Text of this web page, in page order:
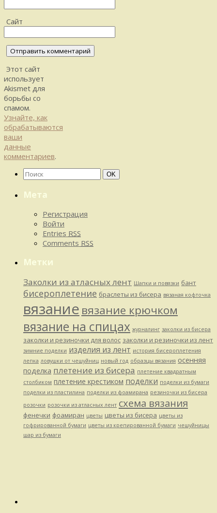
Сайт
Этот сайт
использует
Akismet для
борьбы со
спамом.
Узнайте, как
обрабатываются
ваши
данные
комментариев.
Найти:
Поиск
OK
Мета
Регистрация
Войти
Entries RSS
Comments RSS
Метки
Заколки из атласных лент Шапки и повязки бант
бисероплетение браслеты из бисера вязаная кофточка
вязание вязание крючком
вязание на спицах журналинг заколки из бисера
заколки и резиночки для волос заколки и резиночки из лент
зимние поделки изделия из лент история бисероплетения
лепка ловушки от чешуйниц новый год образцы вязания осенняя
поделка плетение из бисера плетение квадратным
столбиком плетение крестиком поделки поделки из бумаги
поделки из пластилина поделки из фоамирана резиночки из бисера
розочки розочки из атласных лент схема вязания
фенечки фоамиран цветы цветы из бисера цветы из
гофрированной бумаги цветы из крепированной бумаги чешуйницы
шар из бумаги